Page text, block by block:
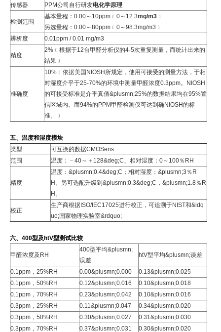
传感器
PPM公司自行研发电化学原理
检测范围
基本量程：0.00～10ppm﹝0～12.3mg/m3 ﹞
另选量程：0.00～80ppm﹝0～98.3mg/m3﹞
辨析度
0.01ppm / 0.01 mg/m3
精度
2%﹝根据于12台甲醛分析仪的4-5次重复测量，而统计出来的
结果﹞
准确度
10%﹝依据美国NIOSH所规定，使用可接受的测量方法，于相
对湿度介乎于25-70%的环境中测量甲醛浓度0.3ppm。NIOSH
的可接受标准是介乎真值&plusmn;25%的数据结果均在95%置
信区域内。而94%的PPM甲醛检测仪可达到确NIOSH的标
准。﹞
五、温度和湿度模块
类型
可互换的数据CMOSens
范围
温度：－40～＋128&deg;C、相对湿度：0～100％RH
精度
温度：&plusmn;0.4&deg;C；相对湿度：&plusmn;3％R
H。另可选配升级到&plusmn;0.3&deg;C，&plusmn;1.8％R
H。
校正
生产商根据ISO/IEC17025进行校正，可追溯于NIST和&ldq
uo;国家物理实验室&rdquo;
六、400型及htV型测试比较
甲醛浓度及RH
400型平均&plusmn;
误差
htV型平均&plusmn;误差
0.1ppm，25%RH 0.00&plusmn;0.000
0.13&plusmn;0.025
0.1ppm，50%RH
0.12&plusmn;0.016
0.10&plusmn;0.018
0.1ppm，70%RH
0.23&plusmn;0.042
0.10&plusmn;0.016
0.3ppm，25%RH
0.11&plusmn;0.047
0.34&plusmn;0.020
0.3ppm，50%RH
0.30&plusmn;0.027
0.31&plusmn;0.030
0.3ppm，70%RH
0.37&plusmn;0.031 0.30&plusmn;0.020